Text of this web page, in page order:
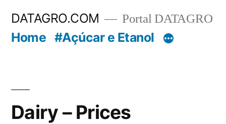
DATAGRO.COM Portal DATAGRO
Home #Açúcar e Etanol
Dairy – Prices